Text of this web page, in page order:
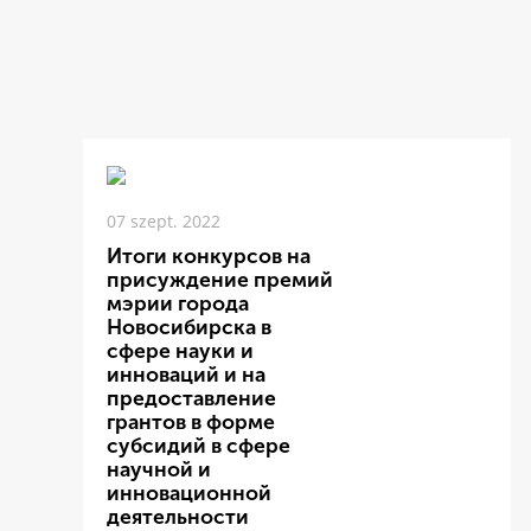
07 szept. 2022
Итоги конкурсов на
присуждение премий
мэрии города
Новосибирска в
сфере науки и
инноваций и на
предоставление
грантов в форме
субсидий в сфере
научной и
инновационной
деятельности